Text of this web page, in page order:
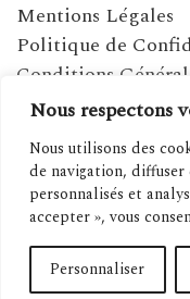
Nous respectons
Nous utilisons des
de navigation, diffuser
personnalisés et
accepter », vous
Personnaliser
Mentions Légales
Politique de
Conditions
©2021 MAGAZINE